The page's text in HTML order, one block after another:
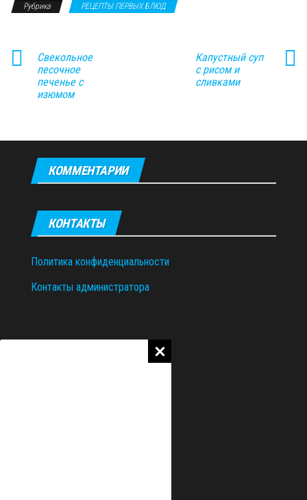
Рубрика РЕЦЕПТЫ ПЕРВЫХ БЛЮД
Свекольное
песочное
печенье с
изюмом
Капустный суп
с рисом и
сливками
КОММЕНТАРИИ
КОНТАКТЫ
Политика конфиденциальности
Контакты администратора